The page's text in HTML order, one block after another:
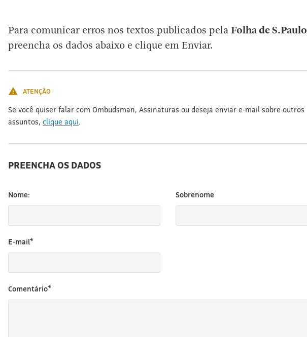
Para comunicar erros nos textos publicados pelaFolha de S.Paulo
preencha os dados abaixo e clique em Enviar.
ATENÇÃO
Se você quiser falar com Ombudsman, Assinaturas ou deseja enviar e-mail sobre outros
assuntos, clique aqui.
PREENCHA OS DADOS
Nome: Sobrenome
E-mail*
Comentário*